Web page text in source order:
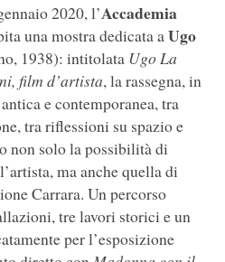
2020, l’Accademia
una mostra dedicata aUgo
1938): intitolata Ugo La
film d’artista, la rassegna, in
e contemporanea, tra
tra riflessioni su spazio e
non solo la possibilità di
ma anche quella di
Carrara. Un percorso
tre lavori storici e un
per l’esposizione